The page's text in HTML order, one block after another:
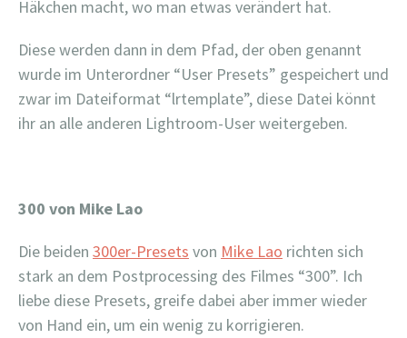
Häkchen macht, wo man etwas verändert hat.
Diese werden dann in dem Pfad, der oben genannt
wurde im Unterordner “User Presets” gespeichert und
zwar im Dateiformat “lrtemplate”, diese Datei könnt
ihr an alle anderen Lightroom-User weitergeben.
300 von Mike Lao
Die beiden 300er-Presets von Mike Lao richten sich
stark an dem Postprocessing des Filmes “300”. Ich
liebe diese Presets, greife dabei aber immer wieder
von Hand ein, um ein wenig zu korrigieren.